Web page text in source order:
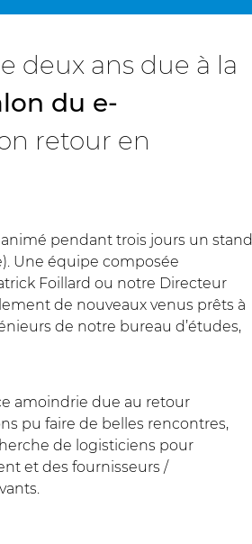
deux ans due à la
du e-
retour en
pendant trois jours un stand
Une équipe composée
Foillard ou notre Directeur
de nouveaux venus prêts à
de notre bureau d’études,
amoindrie due au retour
pu faire de belles rencontres,
de logisticiens pour
et des fournisseurs /